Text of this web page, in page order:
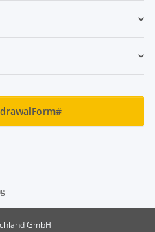
GmbH